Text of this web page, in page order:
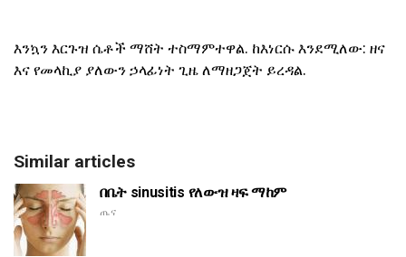
እንኳን እርጉዝ ሴቶች ማሸት ተስማምተዋል. ከእነርሱ እንደሚለው: ዘና
እና የመላኪያ ያለውን ኃላፊነት ጊዜ ለማዘጋጀት ይረዳል.
Similar articles
በቤት sinusitis የለውዝ ዛፍ ማከም
ጤና